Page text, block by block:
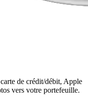
de crédit/débit, Apple
vers votre portefeuille.